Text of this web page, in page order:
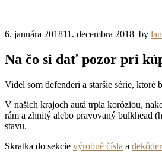
6. januára 201811. decembra 2018 by
Na čo si dať pozor pri
Videl som defenderi a staršie série,
V našich krajoch autá trpia koróziou,
rám a zhnitý alebo pravovaný bulkhead
stavu.
Skratka do sekcie výrobné čísla a